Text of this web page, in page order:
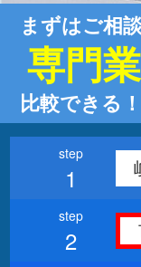
まずはご相
専門
比較できる！
1
2